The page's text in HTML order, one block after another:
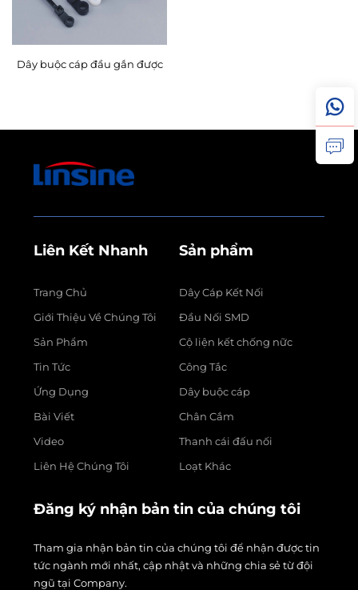
Dây buộc cáp đầu gắn được
Liên Kết Nhanh
Trang Chủ
Giới Thiệu Về Chúng Tôi
Sản Phẩm
Tin Tức
Ứng Dụng
Bài Viết
Video
Liên Hệ Chúng Tôi
Sản phẩm
Dây Cáp Kết Nối
Đầu Nối SMD
Cộ liện kết chống nữc
Công Tắc
Dây buộc cáp
Chân Cắm
Thanh cái đấu nối
Loạt Khác
Đăng ký nhận bản tin của chúng tôi
Tham gia nhận bản tin của chúng tôi để nhận được tin
tức ngành mới nhất, cập nhật và những chia sẻ từ đội
ngũ tại Company.